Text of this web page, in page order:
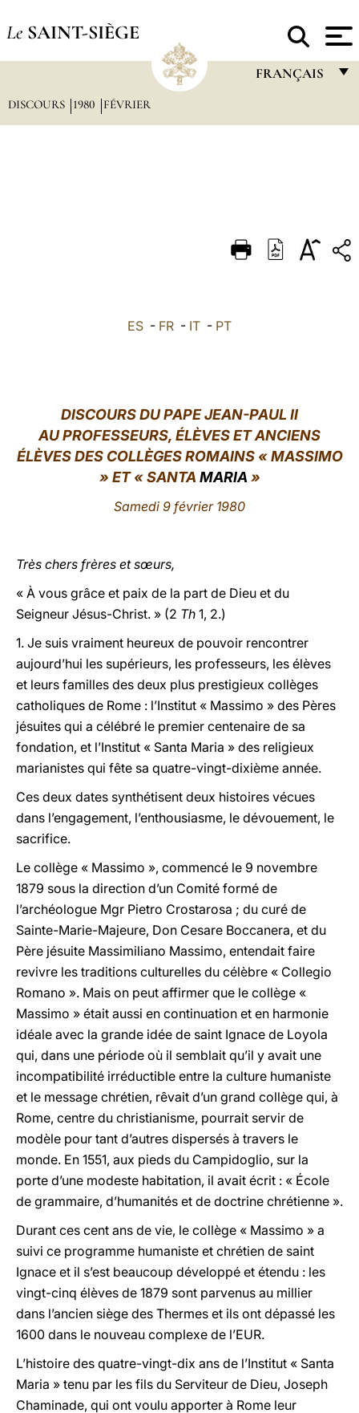
Le SAINT-SIÈGE
FRANÇAIS
DEUTSCH
DISCOURS 1980 FÉVRIER
ES - FR - IT - PT
DISCOURS DU PAPE JEAN-PAUL II
AU PROFESSEURS, ÉLÈVES ET ANCIENS
ÉLÈVES DES COLLÈGES ROMAINS « MASSIMO
» ET « SANTA MARIA »
Samedi 9 février 1980
Très chers frères et sœurs,
« À vous grâce et paix de la part de Dieu et du
Seigneur Jésus-Christ. » (2 Th 1, 2.)
1. Je suis vraiment heureux de pouvoir rencontrer
aujourd’hui les supérieurs, les professeurs, les élèves
et leurs familles des deux plus prestigieux collèges
catholiques de Rome : l’Institut « Massimo » des Pères
jésuites qui a célébré le premier centenaire de sa
fondation, et l’Institut « Santa Maria » des religieux
marianistes qui fête sa quatre-vingt-dixième année.
Ces deux dates synthétisent deux histoires vécues
dans l’engagement, l’enthousiasme, le dévouement, le
sacrifice.
Le collège « Massimo », commencé le 9 novembre
1879 sous la direction d’un Comité formé de
l’archéologue Mgr Pietro Crostarosa ; du curé de
Sainte-Marie-Majeure, Don Cesare Boccanera, et du
Père jésuite Massimiliano Massimo, entendait faire
revivre les traditions culturelles du célèbre « Collegio
Romano ». Mais on peut affirmer que le collège «
Massimo » était aussi en continuation et en harmonie
idéale avec la grande idée de saint Ignace de Loyola
qui, dans une période où il semblait qu’il y avait une
incompatibilité irréductible entre la culture humaniste
et le message chrétien, rêvait d’un grand collège qui, à
Rome, centre du christianisme, pourrait servir de
modèle pour tant d’autres dispersés à travers le
monde. En 1551, aux pieds du Campidoglio, sur la
porte d’une modeste habitation, il avait écrit : « École
de grammaire, d’humanités et de doctrine chrétienne ».
Durant ces cent ans de vie, le collège « Massimo » a
suivi ce programme humaniste et chrétien de saint
Ignace et il s’est beaucoup développé et étendu : les
vingt-cinq élèves de 1879 sont parvenus au millier
dans l’ancien siège des Thermes et ils ont dépassé les
1600 dans le nouveau complexe de l’EUR.
L’histoire des quatre-vingt-dix ans de l’Institut « Santa
Maria » tenu par les fils du Serviteur de Dieu, Joseph
Chaminade, qui ont voulu apporter à Rome leur